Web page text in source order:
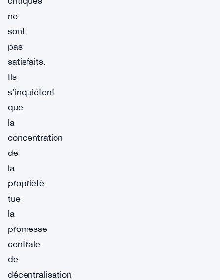
ne
sont
pas
satisfaits.
Ils
s’inquiètent
que
la
concentration
de
la
propriété
tue
la
promesse
centrale
de
décentralisation